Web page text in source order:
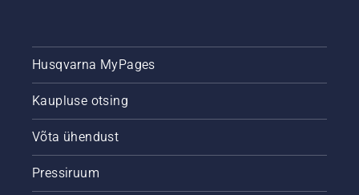
Husqvarna MyPages
Kaupluse otsing
Võta ühendust
Pressiruum